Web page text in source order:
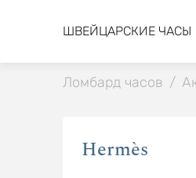
ШВЕЙЦАРСКИЕ ЧАСЫ
Ломбард часов /
Hermès